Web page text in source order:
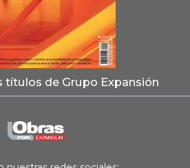
títulos de Grupo Expansión